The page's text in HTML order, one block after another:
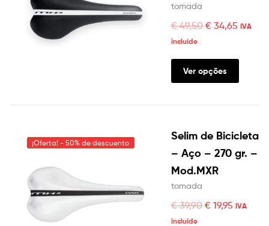
tomada
€49,50 € 34,65 IVA
incluído
Ver opções
¡Oferta! - 50% de descuento
Selim de Bicicleta
– Aço – 270 gr. –
Mod.MXR
tomada
€39,90 € 19,95 IVA
incluído